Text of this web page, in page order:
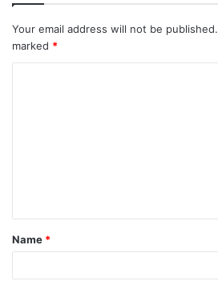
Your email address will not be published.
marked *
t
*
Name *